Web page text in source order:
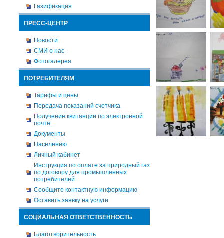
Газификация
ПРЕСС-ЦЕНТР
Новости
СМИ о нас
Фотогалерея
ПОТРЕБИТЕЛЯМ
Тарифы и цены
Передача показаний счетчика
Получение квитанции по электронной
почте
Документы
Населению
Личный кабинет
Инструкция по оплате за природный газ
по договору для промышленных
потребителей
Сообщите контактную информацию
Оставить заявку на услуги
СОЦИАЛЬНАЯ ОТВЕТСТВЕННОСТЬ
Благотворительность